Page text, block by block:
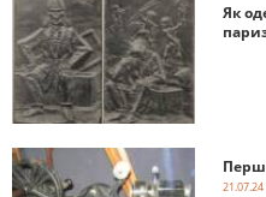
Як
21.07.24